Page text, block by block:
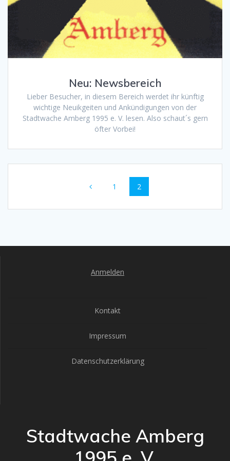
Neu: Newsbereich
Lieber Besucher, in diesem Bereich werdet ihr künftig
wichtige Neuikgeiten und Ankündigungen von der
Stadtwache Amberg 1995 e. V. lesen. Also schaut´s gern
öfter Vorbei!
Beitragsnavigation
Seite
1 Seite
2
Anmelden
Kontakt
Impressum
Datenschutzerklärung
Stadtwache Amberg